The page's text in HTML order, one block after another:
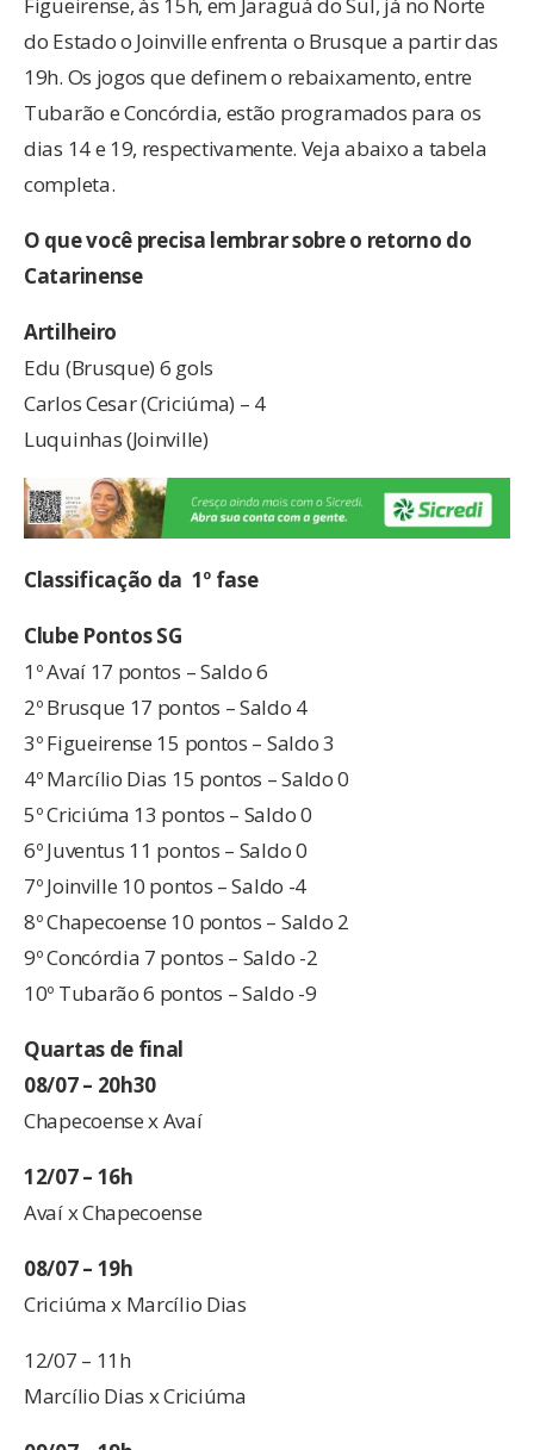
Figueirense, às 15h, em Jaraguá do Sul, já no Norte
do Estado o Joinville enfrenta o Brusque a partir das
19h. Os jogos que definem o rebaixamento, entre
Tubarão e Concórdia, estão programados para os
dias 14 e 19, respectivamente. Veja abaixo a tabela
completa.
O que você precisa lembrar sobre o retorno do
Catarinense
Artilheiro
Edu (Brusque) 6 gols
Carlos Cesar (Criciúma) – 4
Luquinhas (Joinville)
Classificação da 1º fase
Clube Pontos SG
1º Avaí 17 pontos – Saldo 6
2º Brusque 17 pontos – Saldo 4
3º Figueirense 15 pontos – Saldo 3
4º Marcílio Dias 15 pontos – Saldo 0
5º Criciúma 13 pontos – Saldo 0
6º Juventus 11 pontos – Saldo 0
7º Joinville 10 pontos – Saldo -4
8º Chapecoense 10 pontos – Saldo 2
9º Concórdia 7 pontos – Saldo -2
10º Tubarão 6 pontos – Saldo -9
Quartas de final
08/07 – 20h30
Chapecoense x Avaí
12/07 – 16h
Avaí x Chapecoense
08/07 – 19h
Criciúma x Marcílio Dias
12/07 – 11h
Marcílio Dias x Criciúma